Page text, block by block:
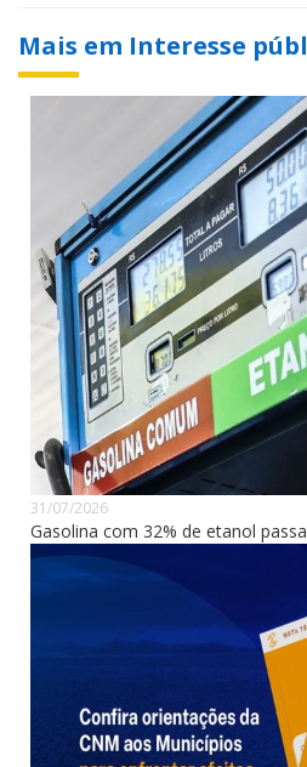
Mais em Interesse
31/07/2026
Gasolina com 32% de etanol